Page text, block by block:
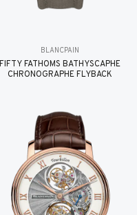
BLANCPAIN
FIFTY FATHOMS BATHYSCAPHE
CHRONOGRAPHE FLYBACK